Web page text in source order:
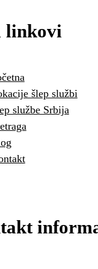
linkovi
šlep službi
službe Srbija